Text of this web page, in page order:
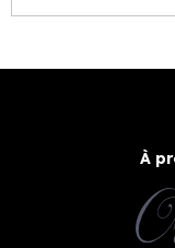
À